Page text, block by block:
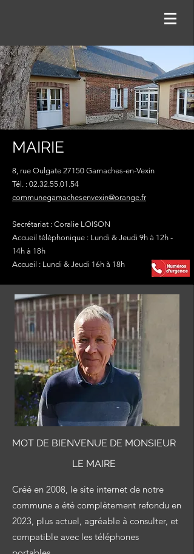
MAIRIE
8, rue Oulgate 27150 Gamaches-en-Vexin
Tél. : 02.32.55.01.54
communegamachesenvexin@orange.fr
Secrétariat : Coralie LOISON
Accueil téléphonique : Lundi & Jeudi 9h à 12h -
14h à 18h
Accueil : Lundi & Jeudi 16h à 18h
MOT DE BIENVENUE DE MONSIEUR
LE MAIRE
Créé en 2008, le site internet de notre
commune a été complètement refondu en
2023, plus actuel, agréable à consulter, et
compatible avec les téléphones